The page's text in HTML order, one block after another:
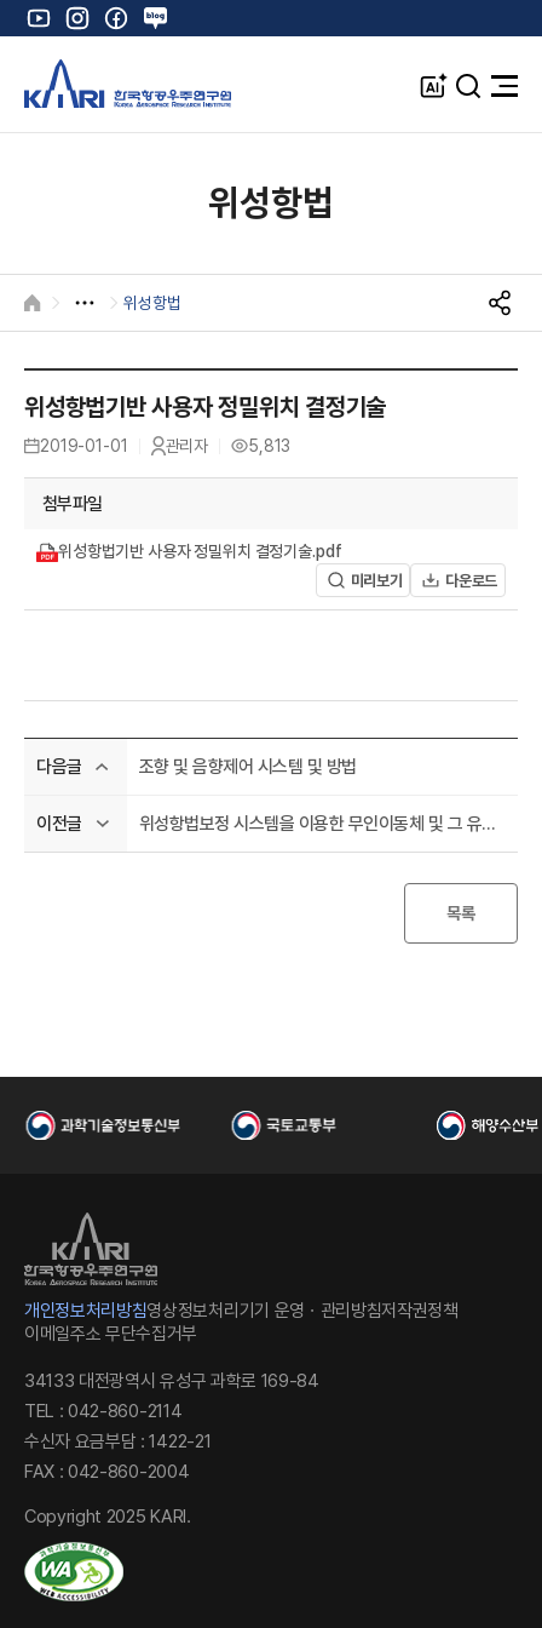
유
튜
인
스
타
그
램
페
이
북
네
이
블
로
K
A
R
I
한
A
검
전
위성항법
HOME 위성항법
S
N
위성항법기반 사용자 정밀위치 결정기술
등
록
2019-01-01
작
성
관리자
조
회
5,813
첨부파일
위성항법기반 사용자 정밀위치 결정기술.pdf
미리보기 다운로드
다음글 조향 및 음향제어 시스템 및 방법
이전글 위성항법보정 시스템을 이용한 무인이동체 및 그 유도방법
목록
개인정보처리방침영상정보처리기기 운영ㆍ관리방침저작권정책
이메일주소 무단수집거부
34133 대전광역시 유성구 과학로 169-84
TEL : 042-860-2114
수신자 요금부담 : 1422-21
FAX : 042-860-2004
Copyright 2025 KARI.